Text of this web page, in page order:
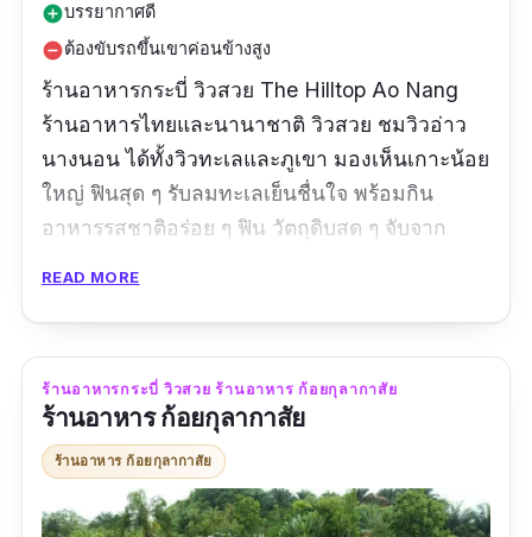
add_circleบรรยากาศดี
remove_circleต้องขับรถขึ้นเขาค่อนข้างสูง
ร้านอาหารกระบี่ วิวสวย The Hilltop Ao Nang
ร้านอาหารไทยและนานาชาติ วิวสวย ชมวิวอ่าว
นางนอน ได้ทั้งวิวทะเลและภูเขา มองเห็นเกาะน้อย
ใหญ่ ฟินสุด ๆ รับลมทะเลเย็นชื่นใจ พร้อมกิน
อาหารรสชาติอร่อย ๆ ฟิน วัตถุดิบสด ๆ จับจาก
มีเครื่องดื่มจิบเบาให้บริการด้วยนะ จิบเย็น ๆ ชมวิว
ท็อปฮิลล์ คือแบบดีย์งาม
ข้อมูลเฉพาะ
Google map :
READ MORE
ร้านอาหารกระบี่ วิวสวย ร้านอาหาร ก้อยกุลากาสัย
ร้านอาหาร ก้อยกุลากาสัย
ร้านอาหาร ก้อยกุลากาสัย